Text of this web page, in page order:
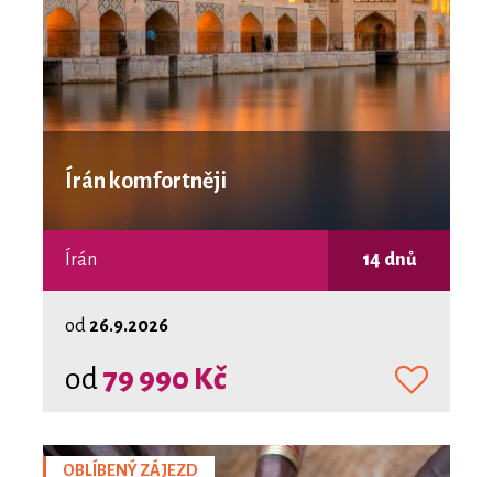
Írán komfortněji
Írán 14 dnů
od 26.9.2026
od79 990 Kč
OBLÍBENÝ ZÁJEZD